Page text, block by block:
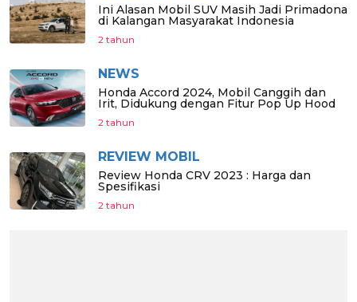
Ini Alasan Mobil SUV Masih Jadi Primadona
di Kalangan Masyarakat Indonesia
2 tahun
NEWS
Honda Accord 2024, Mobil Canggih dan
Irit, Didukung dengan Fitur Pop Up Hood
2 tahun
REVIEW MOBIL
Review Honda CRV 2023 : Harga dan
Spesifikasi
2 tahun